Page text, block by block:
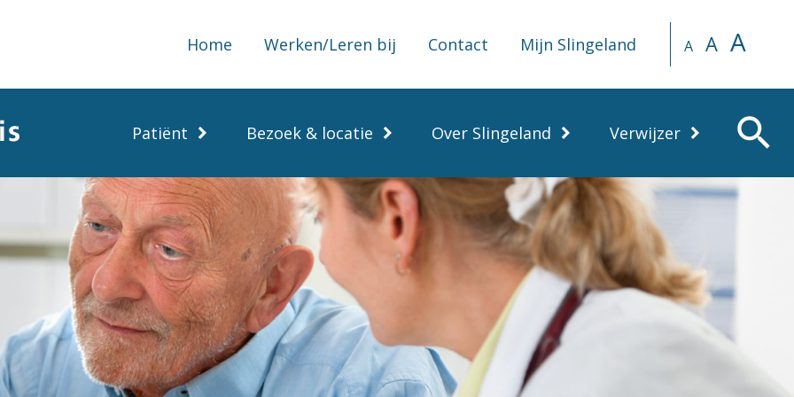
Home Werken/Leren bij Contact Mijn Slingeland A A A
Patiënt Bezoek & locatie Over Slingeland Verwijzer search